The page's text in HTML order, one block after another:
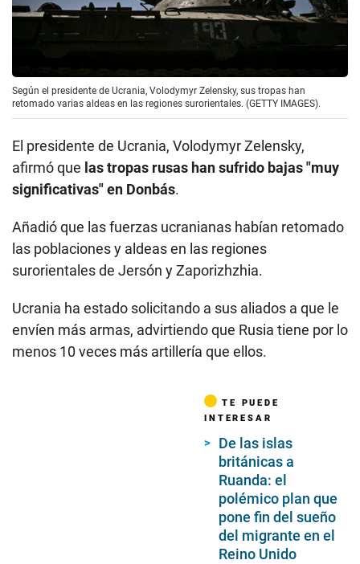
Según el presidente de Ucrania, Volodymyr Zelensky, sus tropas han
retomado varias aldeas en las regiones surorientales. (GETTY IMAGES).
El presidente de Ucrania, Volodymyr Zelensky,
afirmó que las tropas rusas han sufrido bajas "muy
significativas" en Donbás.
Añadió que las fuerzas ucranianas habían retomado
las poblaciones y aldeas en las regiones
surorientales de Jersón y Zaporizhzhia.
Ucrania ha estado solicitando a sus aliados a que le
envíen más armas, advirtiendo que Rusia tiene por lo
menos 10 veces más artillería que ellos.
TE PUEDE
INTERESAR
De las islas
británicas a
Ruanda: el
polémico plan que
pone fin del sueño
del migrante en el
Reino Unido